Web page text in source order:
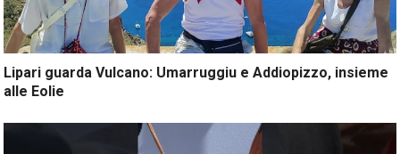
Lipari guarda Vulcano: Umarruggiu e Addiopizzo, insieme
alle Eolie